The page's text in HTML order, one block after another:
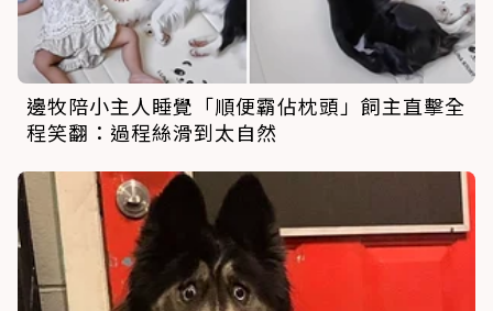
邊牧陪小主人睡覺「順便霸佔枕頭」飼主直擊全
程笑翻：過程絲滑到太自然